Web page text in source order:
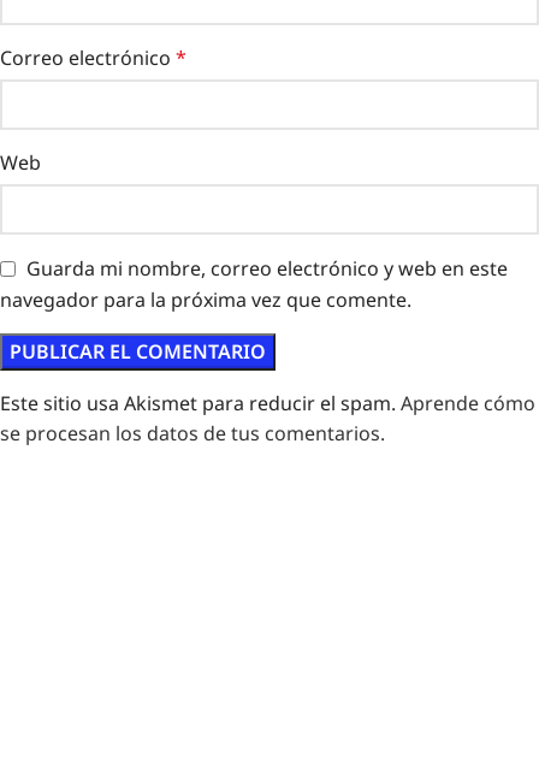
Correo electrónico *
Web
Guarda mi nombre, correo electrónico y web en este
navegador para la próxima vez que comente.
Este sitio usa Akismet para reducir el spam. Aprende cómo
se procesan los datos de tus comentarios.